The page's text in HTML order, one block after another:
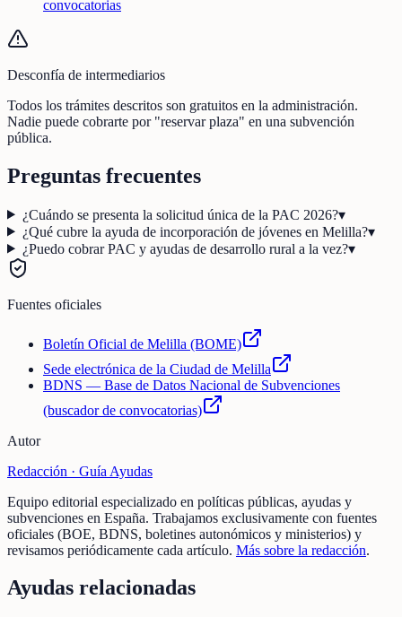
convocatorias
Desconfía de intermediarios
Todos los trámites descritos son gratuitos en la administración.
Nadie puede cobrarte por "reservar plaza" en una subvención
pública.
Preguntas frecuentes
¿Cuándo se presenta la solicitud única de la PAC 2026?▾
¿Qué cubre la ayuda de incorporación de jóvenes en Melilla?▾
¿Puedo cobrar PAC y ayudas de desarrollo rural a la vez?▾
Fuentes oficiales
Boletín Oficial de Melilla (BOME)
Sede electrónica de la Ciudad de Melilla
BDNS — Base de Datos Nacional de Subvenciones
(buscador de convocatorias)
Autor
Redacción · Guía Ayudas
Equipo editorial especializado en políticas públicas, ayudas y
subvenciones en España. Trabajamos exclusivamente con fuentes
oficiales (BOE, BDNS, boletines autonómicos y ministerios) y
revisamos periódicamente cada artículo. Más sobre la redacción.
Ayudas relacionadas